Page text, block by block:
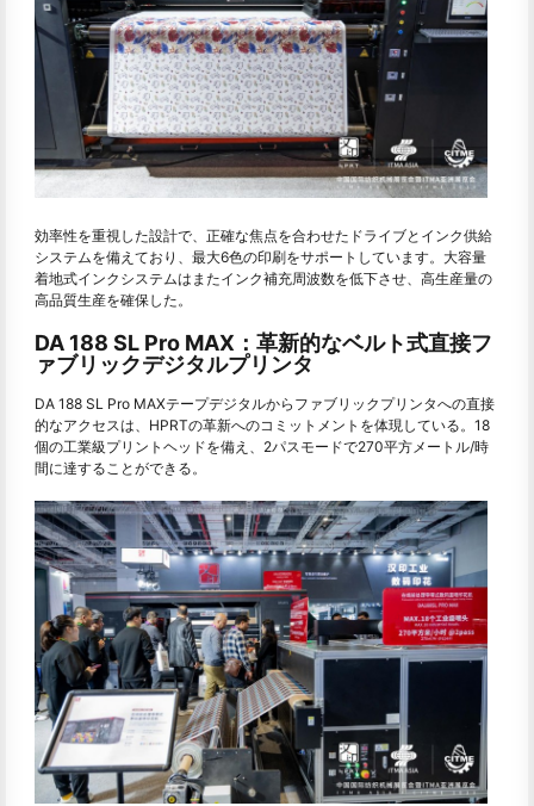
効率性を重視した設計で、正確な焦点を合わせたドライブとインク供給
システムを備えており、最大6色の印刷をサポートしています。大容量
着地式インクシステムはまたインク補充周波数を低下させ、高生産量の
高品質生産を確保した。
DA 188 SL Pro MAX：革新的なベルト式直接フ
ァブリックデジタルプリンタ
DA 188 SL Pro MAXテープデジタルからファブリックプリンタへの直接
的なアクセスは、HPRTの革新へのコミットメントを体現している。18
個の工業級プリントヘッドを備え、2パスモードで270平方メートル/時
間に達することができる。